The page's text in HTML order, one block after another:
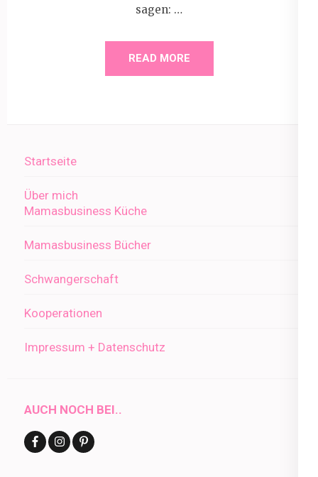
sagen: …
READ MORE
Startseite
Über mich
Mamasbusiness Küche
Mamasbusiness Bücher
Schwangerschaft
Kooperationen
Impressum + Datenschutz
AUCH NOCH BEI..